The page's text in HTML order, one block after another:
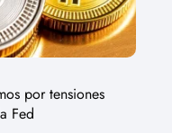
por tensiones
Fed